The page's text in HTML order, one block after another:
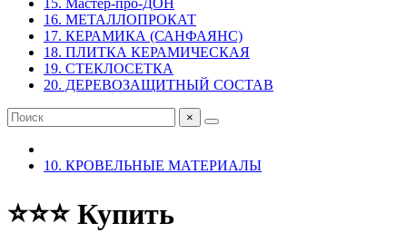
15. Мастер-про-ДОН
16. МЕТАЛЛОПРОКАТ
17. КЕРАМИКА (САНФАЯНС)
18. ПЛИТКА КЕРАМИЧЕСКАЯ
19. СТЕКЛОСЕТКА
20. ДЕРЕВОЗАЩИТНЫЙ СОСТАВ
×
10. КРОВЕЛЬНЫЕ МАТЕРИАЛЫ
⭐️⭐️⭐️ Купить